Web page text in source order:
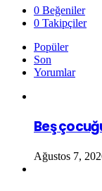
0 Beğeniler
0 Takipçiler
Popüler
Son
Yorumlar
Beş
Ağustos 7,